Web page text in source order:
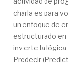
charla es para
un enfoque de
estructurado en
invierte la lógica
Predecir